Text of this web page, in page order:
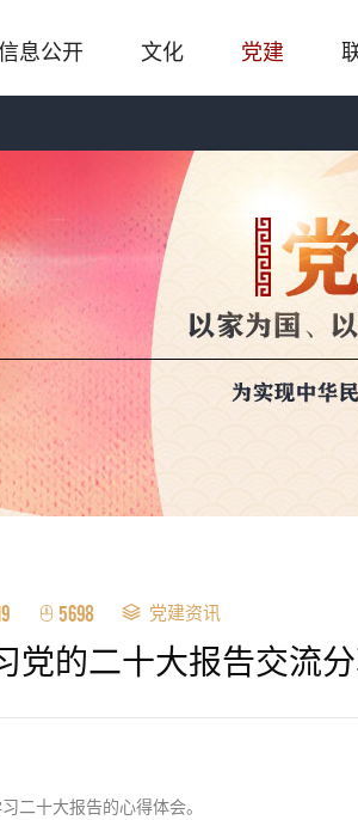
息公开 文化 党建
5698 党建资讯
党的二十大报告交流
二十大报告的心得体会。